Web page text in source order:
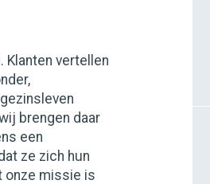
Klanten vertellen
brengen daar
een
ze zich hun
onze missie is